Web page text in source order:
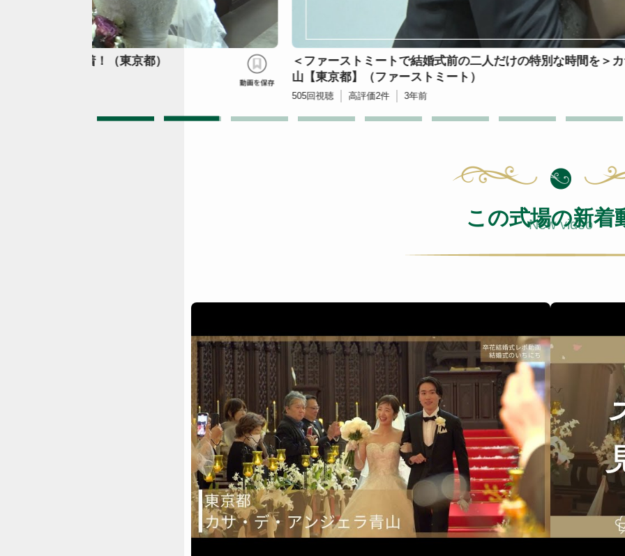
時間を＞カサ・デ・アンジェラ青
＜ケーキ入刀で夫婦の絆を深める、甘いひとときをお届けし
ェラ青山【東京都】（ケーキ入刀・ファーストバイト）
122回視聴 高評価1件 3年前
New video
この式場の新着